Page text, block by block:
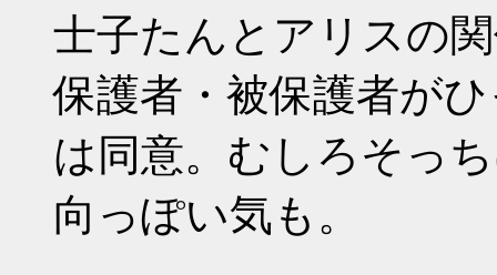
士子たんとアリスの
保護者・被保護者が
は同意。むしろそっ
向っぽい気も。